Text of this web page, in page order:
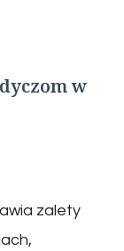
w
zalety